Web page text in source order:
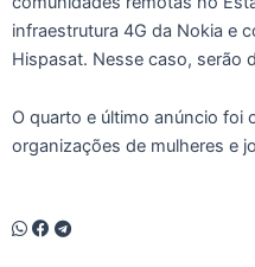
infraestrutura 4G da Nokia e
Hispasat. Nesse caso, serão
O quarto e último anúncio foi
organizações de mulheres e